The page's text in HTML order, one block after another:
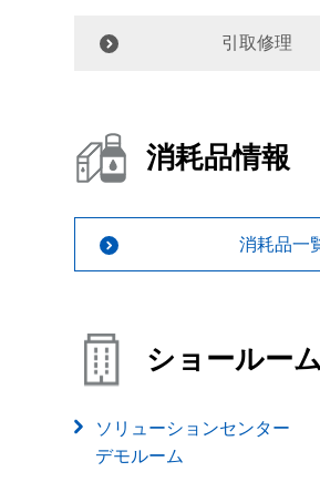
引取修理
消耗品情報
消耗品一
ショールーム
ソリューションセンター
デモルーム